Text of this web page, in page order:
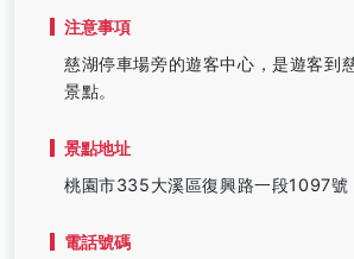
注意事項
慈湖停車場旁的遊客中心，是遊客到
景點。
景點地址
桃園市335大溪區復興路一段1097號
電話號碼